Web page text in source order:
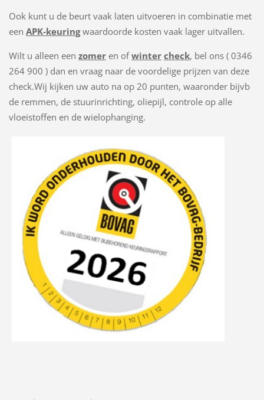
Ook kunt u de beurt vaak laten uitvoeren in combinatie met
een APK-keuringwaardoorde kosten vaak lager uitvallen.
Wilt u alleen een zomeren ofwinter check, bel ons ( 0346
264 900 ) dan en vraag naar de voordelige prijzen van deze
check.Wij kijken uw auto na op 20 punten, waaronder bijvb
de remmen, de stuurinrichting, oliepijl, controle op alle
vloeistoffen en de wielophanging.